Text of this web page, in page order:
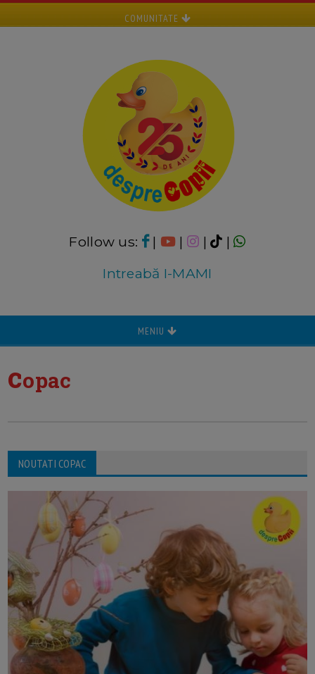
COMUNITATE
Follow us: | | |
|
Intreabă I-MAMI
MENIU
copac
NOUTATI COPAC